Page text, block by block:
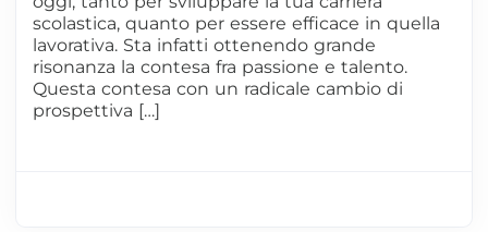
scolastica, quanto per essere efficace in quella
lavorativa. Sta infatti ottenendo grande
risonanza la contesa fra passione e talento.
Questa contesa con un radicale cambio di
prospettiva […]